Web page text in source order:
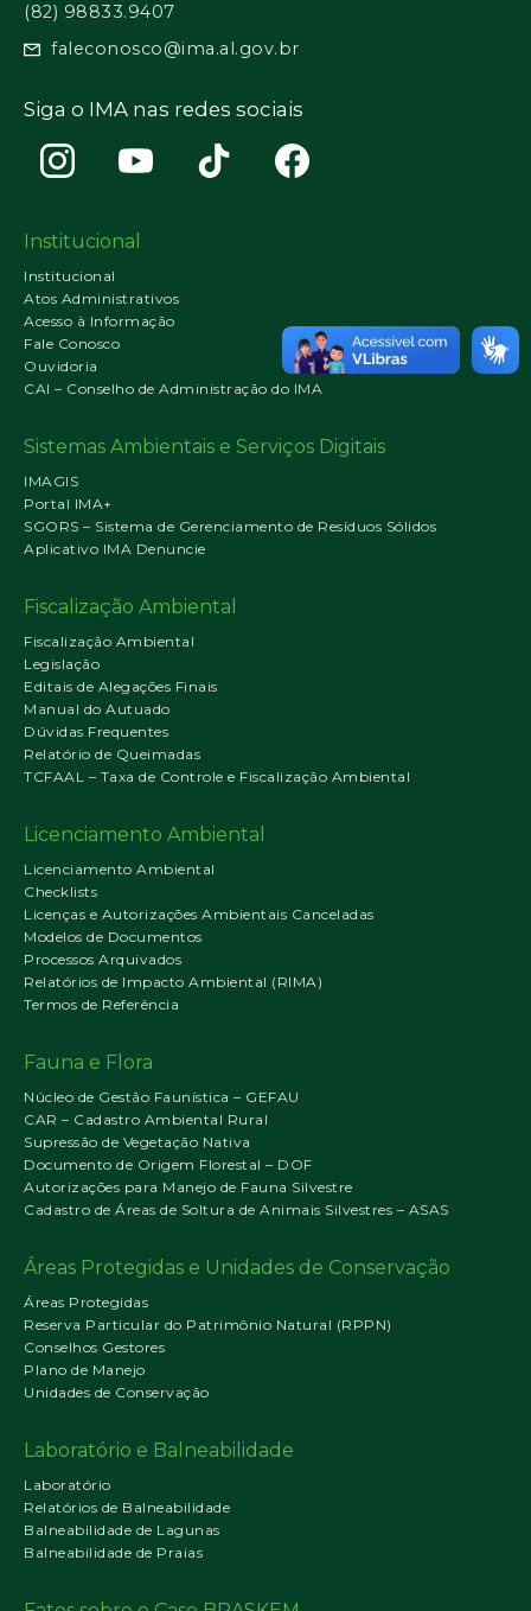
(82) 98833.9407
faleconosco@ima.al.gov.br
Siga o IMA nas redes sociais
Institucional
Institucional
Atos Administrativos
Acesso à Informação
Fale Conosco
Ouvidoria
CAI – Conselho de Administração do IMA
Sistemas Ambientais e Serviços Digitais
IMAGIS
Portal IMA+
SGORS – Sistema de Gerenciamento de Resíduos Sólidos
Aplicativo IMA Denuncie
Fiscalização Ambiental
Fiscalização Ambiental
Legislação
Editais de Alegações Finais
Manual do Autuado
Dúvidas Frequentes
Relatório de Queimadas
TCFAAL – Taxa de Controle e Fiscalização Ambiental
Licenciamento Ambiental
Licenciamento Ambiental
Checklists
Licenças e Autorizações Ambientais Canceladas
Modelos de Documentos
Processos Arquivados
Relatórios de Impacto Ambiental (RIMA)
Termos de Referência
Fauna e Flora
Núcleo de Gestão Faunística – GEFAU
CAR – Cadastro Ambiental Rural
Supressão de Vegetação Nativa
Documento de Origem Florestal – DOF
Autorizações para Manejo de Fauna Silvestre
Cadastro de Áreas de Soltura de Animais Silvestres – ASAS
Áreas Protegidas e Unidades de Conservação
Áreas Protegidas
Reserva Particular do Patrimônio Natural (RPPN)
Conselhos Gestores
Plano de Manejo
Unidades de Conservação
Laboratório e Balneabilidade
Laboratório
Relatórios de Balneabilidade
Balneabilidade de Lagunas
Balneabilidade de Praias